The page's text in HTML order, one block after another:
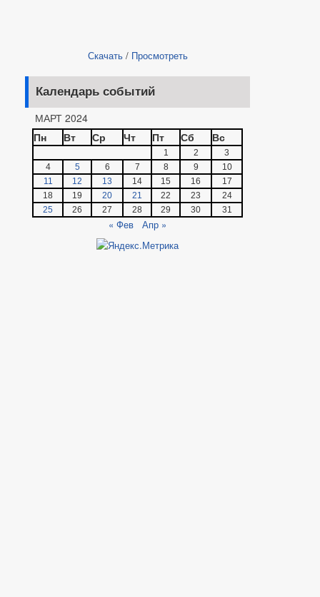
Скачать/ Просмотреть
Календарь событий
МАРТ 2024
Пн
Вт Ср Чт Пт Сб Вс
1 2
3
4
5 6 7 8 9
10
11
12 13 14 15 16
17
18
19 20 21 22 23
24
25
26 27 28 29 30 31
« Фев Апр »